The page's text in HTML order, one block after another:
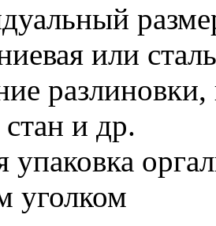
или
и др.
упаковка
уголком